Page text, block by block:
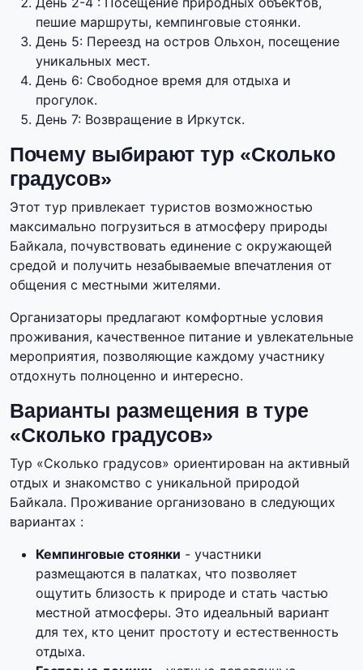
пешие маршруты, кемпинговые стоянки.
День 5: Переезд на остров Ольхон, посещение
уникальных мест.
День 6: Свободное время для отдыха и
прогулок.
День 7: Возвращение в Иркутск.
Почему выбирают тур «Сколько
градусов»
Этот тур привлекает туристов возможностью
максимально погрузиться в атмосферу природы
Байкала, почувствовать единение с окружающей
средой и получить незабываемые впечатления от
общения с местными жителями.
Организаторы предлагают комфортные условия
проживания, качественное питание и увлекательные
мероприятия, позволяющие каждому участнику
отдохнуть полноценно и интересно.
Варианты размещения в туре
«Сколько градусов»
Тур «Сколько градусов» ориентирован на активный
отдых и знакомство с уникальной природой
Байкала. Проживание организовано в следующих
вариантах :
Кемпинговые стоянки - участники
размещаются в палатках, что позволяет
ощутить близость к природе и стать частью
местной атмосферы. Это идеальный вариант
для тех, кто ценит простоту и естественность
отдыха.